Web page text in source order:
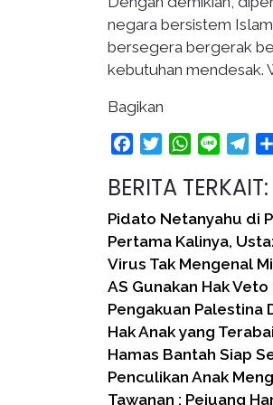
negara bersistem
bersegera bergerak
kebutuhan mendesak.
Bagikan
FacebookTwitterWhatsApp
Line
BERITA TERKAIT:
Pidato Netanyahu di
Pertama Kalinya,
Virus Tak Mengenal
AS Gunakan Hak
Pengakuan Palestina
Hak Anak yang
Hamas Bantah Siap
Penculikan Anak
Tawanan : Pejuang